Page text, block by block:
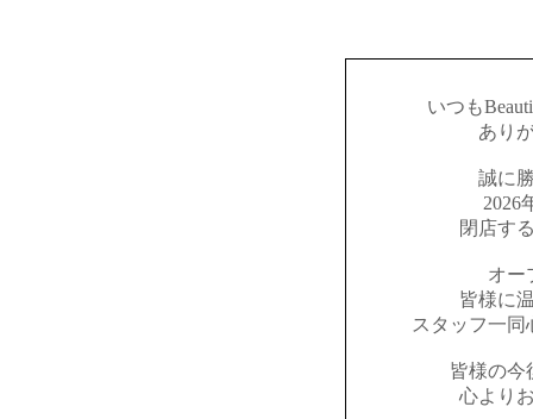
いつも
あり
誠に
2026
閉店す
オー
皆様に
スタッフ一
皆様の今
心より